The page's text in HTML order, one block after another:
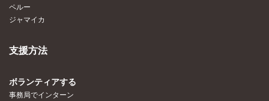
ペルー
ジャマイカ
支援方法
ボランティアする
事務局でインターン